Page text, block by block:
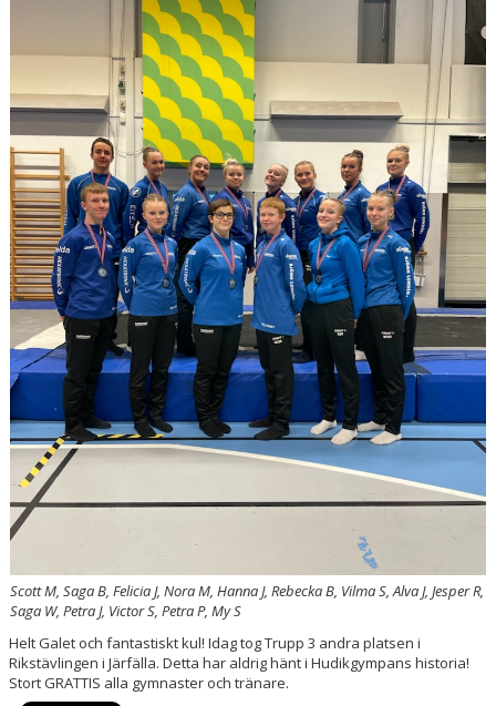
KLÄDBESTÄLLNING
LEDARE
GDPR
VÅR HISTORIA
PRESS
Scott M, Saga B, Felicia J, Nora M, Hanna J, Rebecka B, Vilma S, Alva J, Jesper R,
Saga W, Petra J, Victor S, Petra P, My S
Helt Galet och fantastiskt kul! Idag tog Trupp 3 andra platsen i
Rikstävlingen i Järfälla. Detta har aldrig hänt i Hudikgympans historia!
Stort GRATTIS alla gymnaster och tränare.